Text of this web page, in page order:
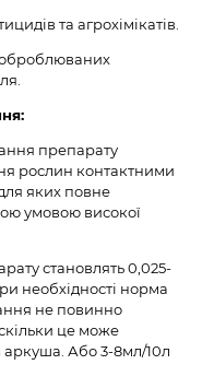
та агрохімікатів.
оброблюваних
препарату
рослин контактними
яких повне
умовою високої
становлять 0,025-
необхідності норма
не повинно
це може
аркуша. Або 3-8мл/10л